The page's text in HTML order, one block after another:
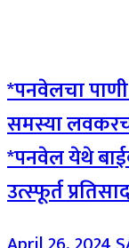
*पनवेलचा पाणी
समस्या
*पनवेल येथे
उत्स्फूर्त